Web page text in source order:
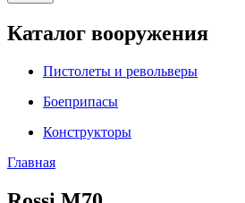
Каталог вооружения
Пистолеты и револьверы
Боеприпасы
Конструкторы
Главная